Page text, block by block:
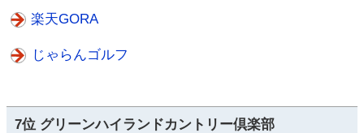
楽天GORA
じゃらんゴルフ
7位 グリーンハイランドカントリー倶楽部